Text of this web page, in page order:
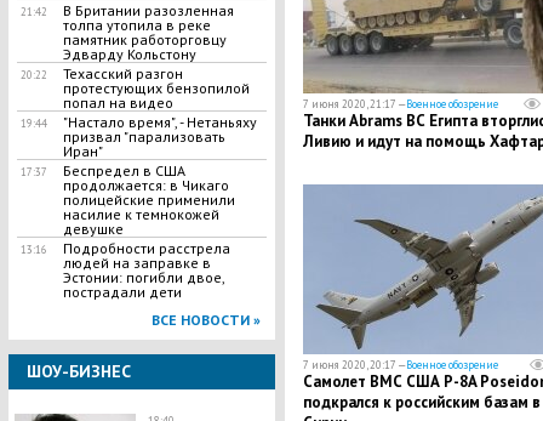
21:42
В Британии разозленная
толпа утопила в реке
памятник работорговцу
Эдварду Кольстону
20:22
Техасский разгон
протестующих бензопилой
попал на видео
19:44
"Настало время", - Нетаньяху
призвал "парализовать
Иран"
17:37
Беспредел в США
продолжается: в Чикаго
полицейские применили
насилие к темнокожей
девушке
13:16
Подробности расстрела
людей на заправке в
Эстонии: погибли двое,
пострадали дети
ВСЕ НОВОСТИ »
ШОУ-БИЗНЕС
7 июня 2020, 21:17 —Военное обозрение
Танки Abrams ВС Египта
Ливию и идут на помощь
7 июня 2020, 20:17 —Военное обозрение
Самолет ВМС США P-8A
подкрался к российским базам в